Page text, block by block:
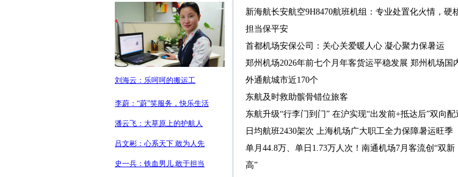
新海航长安航空9H8470航班机组：专业处置化火情，硬
担当保平安
首都机场安保公司：关心关爱暖人心 凝心聚力保暑运
郑州机场2026年前七个月年客货运平稳发展 郑州机场国
外通航城市近170个
东航及时救助髌骨错位旅客
东航升级“行李门到门” 在沪实现“出发前+抵达后”双向配
日均航班2430架次 上海机场广大职工全力保障暑运旺季
单月44.8万、单日1.73万人次！南通机场7月客流创“双新
高”